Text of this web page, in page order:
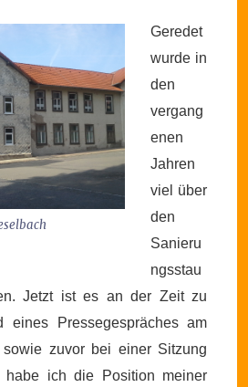
Geredet
wurde in
den
vergang
enen
Jahren
viel über
den
Sanieru
ngsstau
Jetzt ist es an der Zeit zu
eines Pressegespräches am
zuvor bei einer Sitzung
habe ich die Position meiner